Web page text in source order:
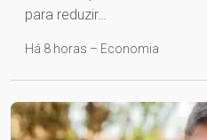
para reduzir…
Há 8 horas – Economia